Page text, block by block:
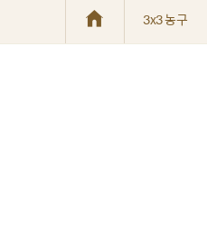
3x3 농구